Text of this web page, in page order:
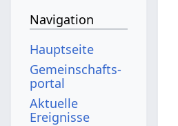
Navigation
Hauptseite
Gemeinschafts­
portal
Aktuelle
Ereignisse